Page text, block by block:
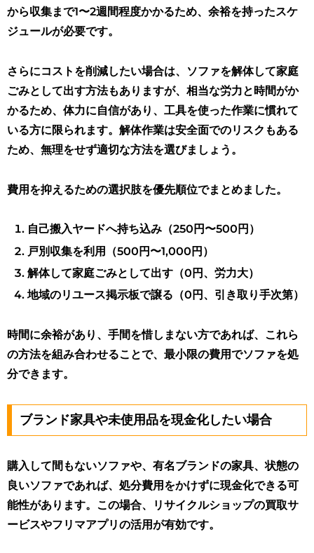
から収集まで1〜2週間程度かかるため、余裕を持ったスケ
ジュールが必要です。
さらにコストを削減したい場合は、ソファを解体して家庭
ごみとして出す方法もありますが、相当な労力と時間がか
かるため、体力に自信があり、工具を使った作業に慣れて
いる方に限られます。解体作業は安全面でのリスクもある
ため、無理をせず適切な方法を選びましょう。
費用を抑えるための選択肢を優先順位でまとめました。
自己搬入ヤードへ持ち込み（250円〜500円）
戸別収集を利用（500円〜1,000円）
解体して家庭ごみとして出す（0円、労力大）
地域のリユース掲示板で譲る（0円、引き取り手次第）
時間に余裕があり、手間を惜しまない方であれば、これら
の方法を組み合わせることで、最小限の費用でソファを処
分できます。
ブランド家具や未使用品を現金化したい場合
購入して間もないソファや、有名ブランドの家具、状態の
良いソファであれば、処分費用をかけずに現金化できる可
能性があります。この場合、リサイクルショップの買取サ
ービスやフリマアプリの活用が有効です。